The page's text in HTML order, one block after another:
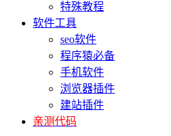
特殊教程
软件工具
seo软件
程序猿必备
手机软件
浏览器插件
建站插件
亲测代码